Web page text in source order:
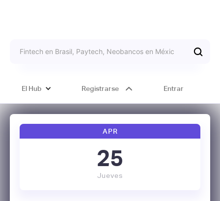
El Hub Registrarse Entrar
APR
25
Jueves